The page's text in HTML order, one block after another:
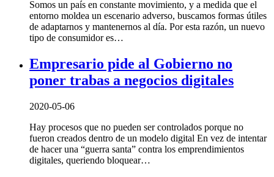
Somos un país en constante movimiento, y a medida que el
entorno moldea un escenario adverso, buscamos formas útiles
de adaptarnos y mantenernos al día. Por esta razón, un nuevo
tipo de consumidor es…
Empresario pide al Gobierno no
poner trabas a negocios digitales
2020-05-06
Hay procesos que no pueden ser controlados porque no
fueron creados dentro de un modelo digital En vez de intentar
de hacer una “guerra santa” contra los emprendimientos
digitales, queriendo bloquear…